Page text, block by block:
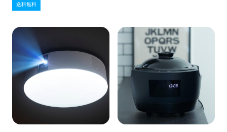
送料無料